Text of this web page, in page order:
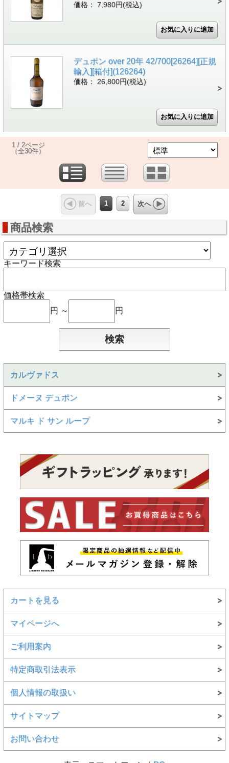
価格： 7,980円(税込)
デュポン over 20年 42/700[26264][正規
輸入][箱付](126264)
価格： 26,800円(税込)
1 / 2ページ
（全30件）
前へ 1 2 次へ
商品検索
キーワード検索
価格帯検索
円 ～
円
カルヴァドス
ドメーヌ デュポン
マルキ ド サン ループ
カートを見る
マイページへ
ご利用案内
特定商取引法表示
個人情報の取扱い
サイトマップ
お問い合わせ